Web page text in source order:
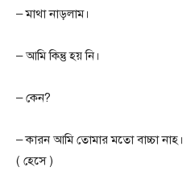
– মাথা নাড়লাম।
– আমি কিন্তু হয় নি।
– কেন?
– কারন আমি তোমার মতো বাচ্চা নাহ।
( হেসে )